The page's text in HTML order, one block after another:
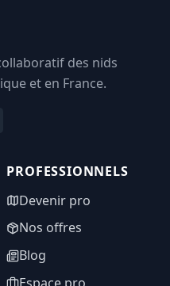
des nids
et en France.
PROFESSIONNELS
Devenir pro
Nos offres
Blog